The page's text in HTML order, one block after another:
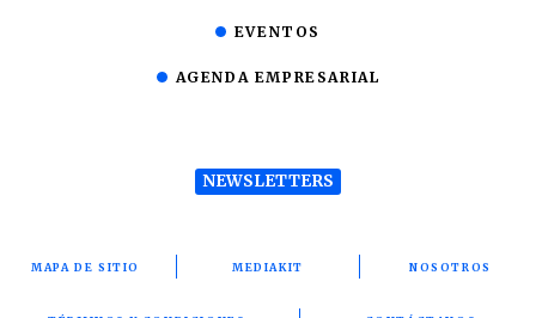
EVENTOS
AGENDA EMPRESARIAL
NEWSLETTERS
MAPA DE SITIO MEDIAKIT NOSOTROS